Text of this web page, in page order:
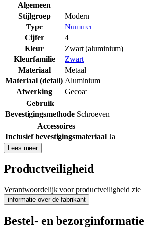
Algemeen
Stijlgroep
Modern
Type
Nummer
Cijfer
4
Kleur
Zwart (aluminium)
Kleurfamilie
Zwart
Materiaal
Metaal
Materiaal (detail) Aluminium
Afwerking
Gecoat
Gebruik
Bevestigingsmethode Schroeven
Accessoires
Inclusief bevestigingsmateriaal Ja
Lees meer
Productveiligheid
Verantwoordelijk voor productveiligheid zie
informatie over de fabrikant
Bestel- en bezorginformatie